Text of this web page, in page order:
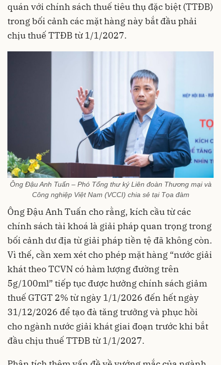
quán với chính sách thuế tiêu thụ đặc biệt (TTĐB)
trong bối cảnh các mặt hàng này bắt đầu phải
chịu thuế TTĐB từ 1/1/2027.
Ông Đậu Anh Tuấn – Phó Tổng thư ký Liên đoàn Thương mại và
Công nghiệp Việt Nam (VCCI) chia sẻ tại Tọa đàm
Ông Đậu Anh Tuấn cho rằng, kích cầu từ các
chính sách tài khoá là giải pháp quan trọng trong
bối cảnh dư địa từ giải pháp tiền tệ đã không còn.
Vì thế, cần xem xét cho phép mặt hàng “nước giải
khát theo TCVN có hàm lượng đường trên
5g/100ml” tiếp tục được hưởng chính sách giảm
thuế GTGT 2% từ ngày 1/1/2026 đến hết ngày
31/12/2026 để tạo đà tăng trưởng và phục hồi
cho ngành nước giải khát giai đoạn trước khi bắt
đầu chịu thuế TTĐB từ 1/1/2027.